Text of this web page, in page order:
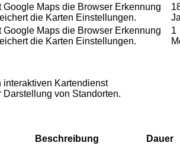
Google Maps die Browser Erkennung
die Karten Einstellungen.
Google Maps die Browser Erkennung
die Karten Einstellungen.
1
interaktiven Kartendienst
Darstellung von Standorten.
Beschreibung
Dauer